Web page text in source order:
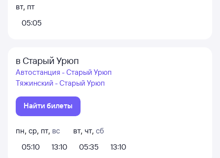
вт, пт
05:05
в Старый Урюп
Автостанция - Старый Урюп
Тяжинский - Старый Урюп
Найти билеты
пн, ср, пт, вс
05:10
13:10
вт, чт, сб
05:35
13:10